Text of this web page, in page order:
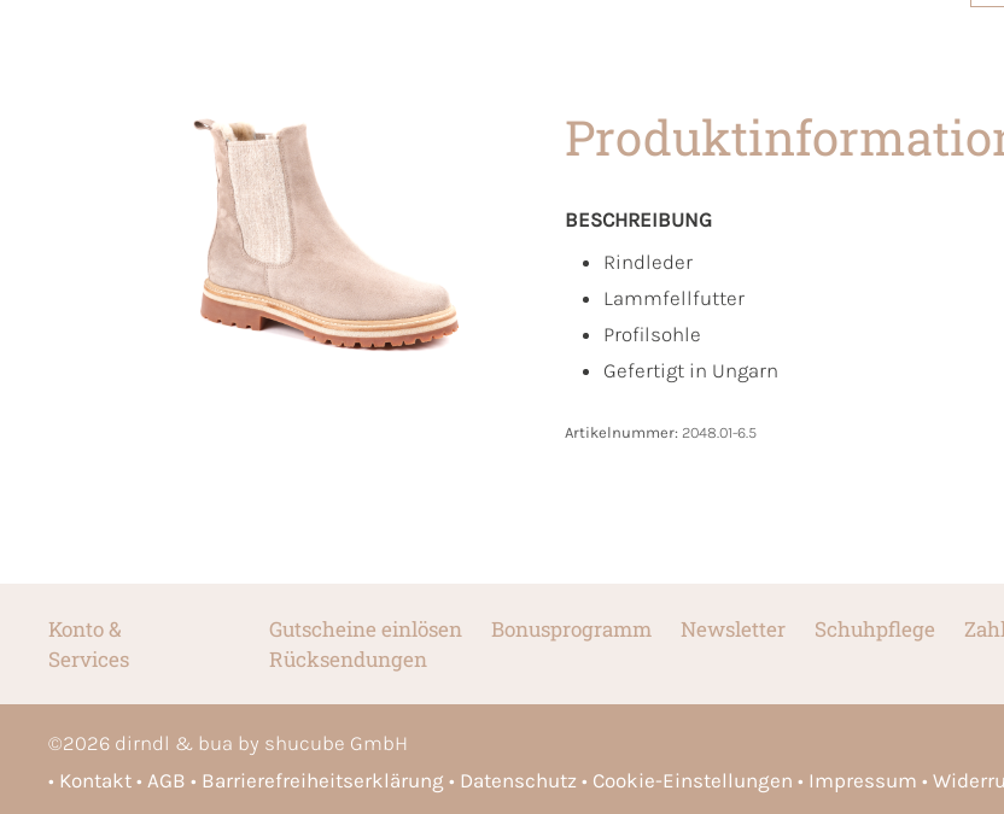
BESCHREIBUNG
Rindleder
Lammfellfutter
Profilsohle
Gefertigt in Ungarn
Artikelnummer: 2048.01-6.5
Konto &
Services
Gutscheine einlösen Bonusprogramm Newsletter Schuhpflege
Rücksendungen
©2026 dirndl & bua by shucube GmbH
Kontakt
AGB Barrierefreiheitserklärung Datenschutz Cookie-Einstellungen Impressum